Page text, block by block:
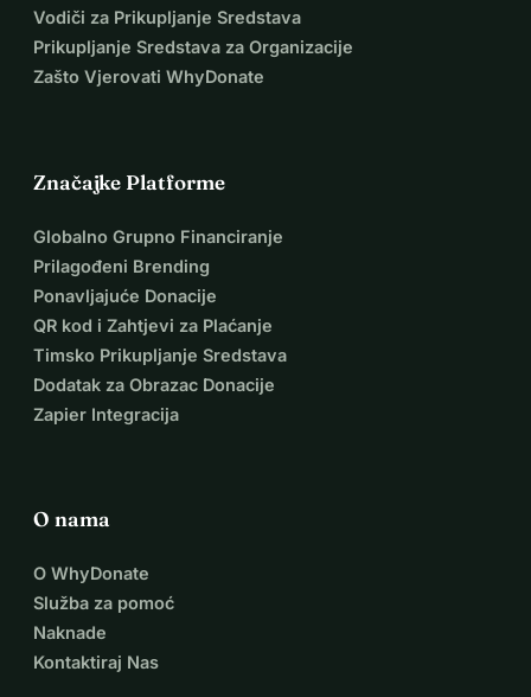
Vodiči za Prikupljanje Sredstava
Prikupljanje Sredstava za Organizacije
Zašto Vjerovati WhyDonate
Značajke Platforme
Globalno Grupno Financiranje
Prilagođeni Brending
Ponavljajuće Donacije
QR kod i Zahtjevi za Plaćanje
Timsko Prikupljanje Sredstava
Dodatak za Obrazac Donacije
Zapier Integracija
O nama
O WhyDonate
Služba za pomoć
Naknade
Kontaktiraj Nas